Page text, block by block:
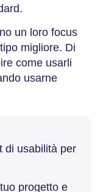
un loro focus
migliore. Di
come usarli
usarne
di usabilità per
progetto e